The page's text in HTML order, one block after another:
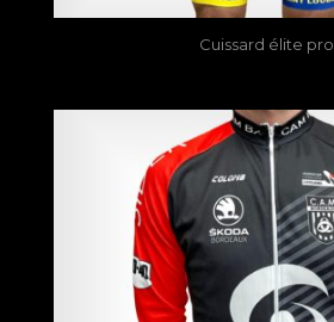
Cuissard élite pro